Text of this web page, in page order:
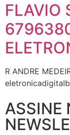
FLAVIO
R ANDRE
ASSINE